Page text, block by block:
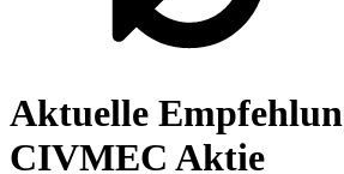
Aktuelle
CIVMEC Aktie